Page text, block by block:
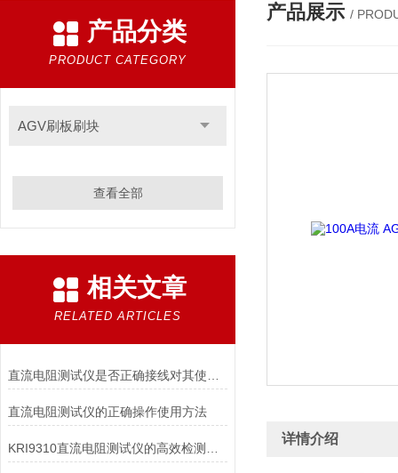
产品分类
PRODUCT CATEGORY
AGV刷板刷块
查看全部
相关文章
RELATED ARTICLES
直流电阻测试仪的正确操作使用方法
产品展示 /
详情介绍